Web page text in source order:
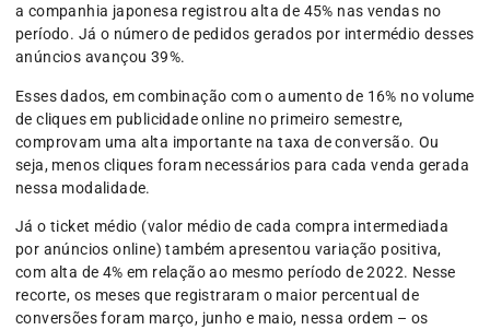
a companhia japonesa registrou alta de 45% nas vendas no
período. Já o número de pedidos gerados por intermédio desses
anúncios avançou 39%.
Esses dados, em combinação com o aumento de 16% no volume
de cliques em publicidade online no primeiro semestre,
comprovam uma alta importante na taxa de conversão. Ou
seja, menos cliques foram necessários para cada venda gerada
nessa modalidade.
Já o ticket médio (valor médio de cada compra intermediada
por anúncios online) também apresentou variação positiva,
com alta de 4% em relação ao mesmo período de 2022. Nesse
recorte, os meses que registraram o maior percentual de
conversões foram março, junho e maio, nessa ordem – os